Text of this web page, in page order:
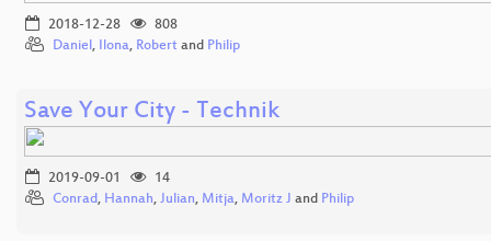
2018-12-28
808
Daniel, Ilona, Robert and Philip
Save Your City - Technik
2019-09-01
14
Conrad, Hannah, Julian, Mitja, Moritz J and Philip